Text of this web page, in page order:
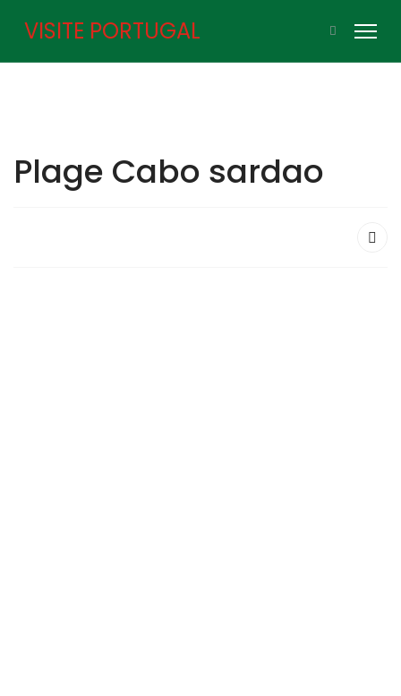
VISITE PORTUGAL
Plage Cabo sardao